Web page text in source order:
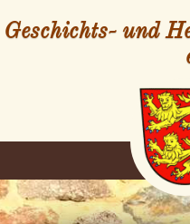
Geschichts- und